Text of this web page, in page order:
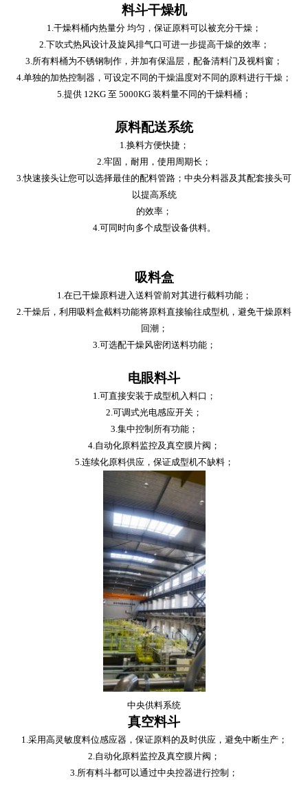
料斗干燥机
1.干燥料桶内热量分 均匀，保证原料可以被充分干燥；
2.下吹式热风设计及旋风排气口可进一步提高干燥的效率；
3.所有料桶为不锈钢制作，并加有保温层，配备清料门及视料窗；
4.单独的加热控制器，可设定不同的干燥温度对不同的原料进行干燥；
5.提供 12KG 至 5000KG 装料量不同的干燥料桶；
原料配送系统
1.换料方便快捷；
2.牢固，耐用，使用周期长；
3.快速接头让您可以选择最佳的配料管路；中央分料器及其配套接头可
以提高系统
的效率；
4.可同时向多个成型设备供料。
吸料盒
1.在已干燥原料进入送料管前对其进行截料功能；
2.干燥后，利用吸料盒截料功能将原料直接输往成型机，避免干燥原料
回潮；
3.可选配干燥风密闭送料功能；
电眼料斗
1.可直接安装于成型机入料口；
2.可调式光电感应开关；
3.集中控制所有功能；
4.自动化原料监控及真空膜片阀；
5.连续化原料供应，保证成型机不缺料；
中央供料系统
真空料斗
1.采用高灵敏度料位感应器，保证原料的及时供应，避免中断生产；
2.自动化原料监控及真空膜片阀；
3.所有料斗都可以通过中央控器进行控制；